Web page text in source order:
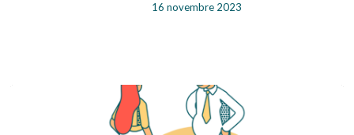
16 novembre 2023